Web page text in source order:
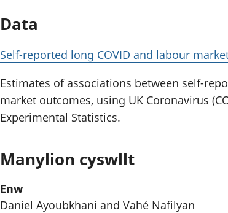
Data
Self-reported long COVID and labour
Estimates of associations between self-
market outcomes, using UK Coronavirus
Experimental Statistics.
Manylion cyswllt
Enw
Daniel Ayoubkhani and Vahé Nafilyan